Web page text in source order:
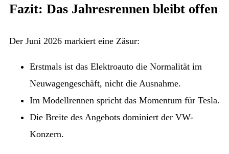
Fazit: Das Jahresrennen bleibt offen
Der Juni 2026 markiert eine Zäsur:
Erstmals ist das Elektroauto die Normalität im
Neuwagengeschäft, nicht die Ausnahme.
Im Modellrennen spricht das Momentum für Tesla.
Die Breite des Angebots dominiert der VW-
Konzern.